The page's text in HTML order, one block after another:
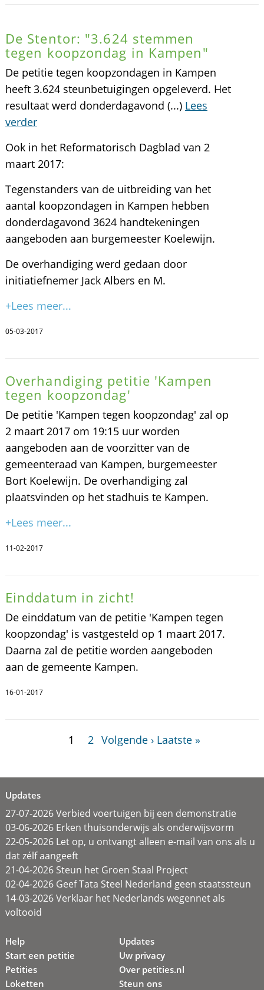
De Stentor: "3.624 stemmen
tegen koopzondag in Kampen"
De petitie tegen koopzondagen in Kampen
heeft 3.624 steunbetuigingen opgeleverd. Het
resultaat werd donderdagavond (...) Lees
verder
Ook in het Reformatorisch Dagblad van 2
maart 2017:
Tegenstanders van de uitbreiding van het
aantal koopzondagen in Kampen hebben
donderdagavond 3624 handtekeningen
aangeboden aan burgemeester Koelewijn.
De overhandiging werd gedaan door
initiatiefnemer Jack Albers en M.
+Lees meer...
05-03-2017
Overhandiging petitie 'Kampen
tegen koopzondag'
De petitie 'Kampen tegen koopzondag' zal op
2 maart 2017 om 19:15 uur worden
aangeboden aan de voorzitter van de
gemeenteraad van Kampen, burgemeester
Bort Koelewijn. De overhandiging zal
plaatsvinden op het stadhuis te Kampen.
+Lees meer...
11-02-2017
Einddatum in zicht!
De einddatum van de petitie 'Kampen tegen
koopzondag' is vastgesteld op 1 maart 2017.
Daarna zal de petitie worden aangeboden
aan de gemeente Kampen.
16-01-2017
1 2 Volgende › Laatste »
Updates
27-07-2026 Verbied voertuigen bij een demonstratie
03-06-2026 Erken thuisonderwijs als onderwijsvorm
22-05-2026 Let op, u ontvangt alleen e-mail van ons als u
dat zélf aangeeft
21-04-2026 Steun het Groen Staal Project
02-04-2026 Geef Tata Steel Nederland geen staatssteun
14-03-2026 Verklaar het Nederlands wegennet als
voltooid
Help
Start een petitie
Petities
Loketten
Updates
Uw privacy
Over petities.nl
Steun ons